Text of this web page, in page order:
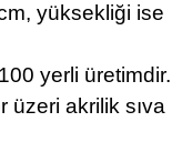
yüksekliği ise
yerli üretimdir.
üzeri akrilik sıva